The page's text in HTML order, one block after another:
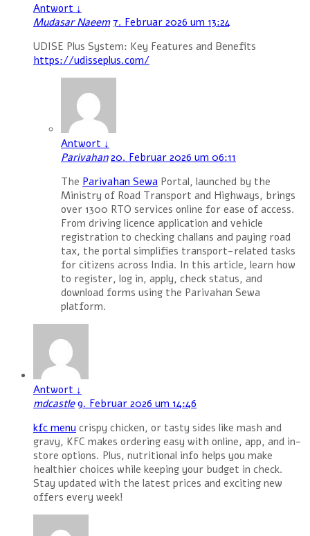
Antwort ↓
Mudasar Naeem 7. Februar 2026 um 13:24
UDISE Plus System: Key Features and Benefits
https://udisseplus.com/
Antwort ↓
Parivahan 20. Februar 2026 um 06:11
The Parivahan Sewa Portal, launched by the
Ministry of Road Transport and Highways, brings
over 1300 RTO services online for ease of access.
From driving licence application and vehicle
registration to checking challans and paying road
tax, the portal simplifies transport-related tasks
for citizens across India. In this article, learn how
to register, log in, apply, check status, and
download forms using the Parivahan Sewa
platform.
Antwort ↓
mdcastle 9. Februar 2026 um 14:46
kfc menu crispy chicken, or tasty sides like mash and
gravy, KFC makes ordering easy with online, app, and in-
store options. Plus, nutritional info helps you make
healthier choices while keeping your budget in check.
Stay updated with the latest prices and exciting new
offers every week!